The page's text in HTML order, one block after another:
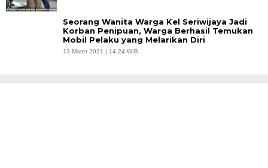
Seorang Wanita Warga Kel Seriwijaya Jadi
Korban Penipuan, Warga Berhasil Temukan
Mobil Pelaku yang Melarikan Diri
13 Maret 2021 | 14:24 WIB